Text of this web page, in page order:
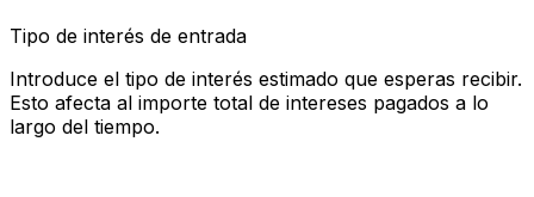
Tipo de interés de entrada
Introduce el tipo de interés estimado que esperas recibir.
Esto afecta al importe total de intereses pagados a lo
largo del tiempo.